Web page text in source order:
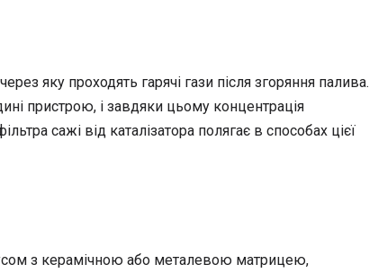
яку проходять гарячі гази після згоряння палива.
пристрою, і завдяки цьому концентрація
сажі від каталізатора полягає в способах цієї
з керамічною або металевою матрицею,